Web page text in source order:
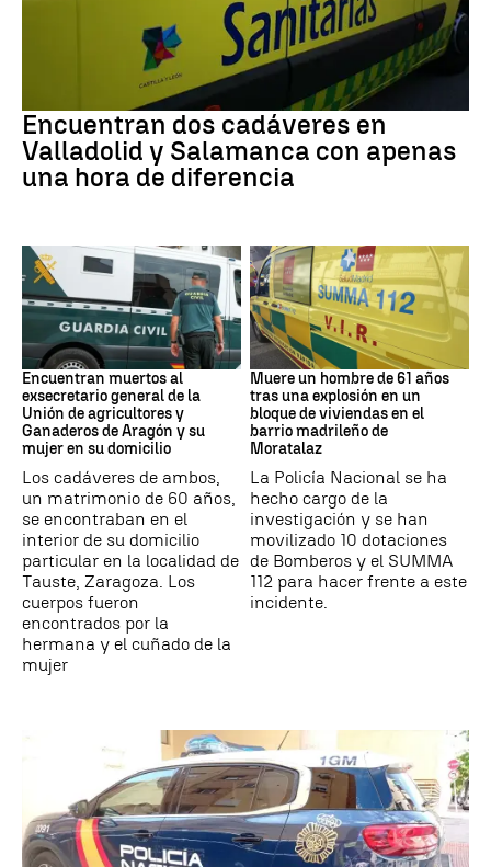
Encuentran dos cadáveres en
Valladolid y Salamanca con apenas
una hora de diferencia
Muertes
Encuentran muertos al
exsecretario general de la
Unión de agricultores y
Ganaderos de Aragón y su
mujer en su domicilio
Los cadáveres de ambos,
un matrimonio de 60 años,
se encontraban en el
interior de su domicilio
particular en la localidad de
Tauste, Zaragoza. Los
cuerpos fueron
encontrados por la
hermana y el cuñado de la
mujer
Incidente
Muere un hombre de 61 años
tras una explosión en un
bloque de viviendas en el
barrio madrileño de
Moratalaz
La Policía Nacional se ha
hecho cargo de la
investigación y se han
movilizado 10 dotaciones
de Bomberos y el SUMMA
112 para hacer frente a este
incidente.